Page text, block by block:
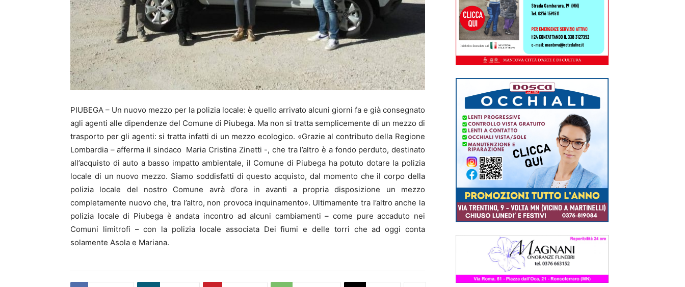
PIUBEGA – Un nuovo mezzo per la polizia locale: è quello arrivato alcuni giorni fa e già consegnato
agli agenti alle dipendenze del Comune di Piubega. Ma non si tratta semplicemente di un mezzo di
trasporto per gli agenti: si tratta infatti di un mezzo ecologico. «Grazie al contributo della Regione
Lombardia – afferma il sindaco Maria Cristina Zinetti -, che tra l’altro è a fondo perduto, destinato
all’acquisto di auto a basso impatto ambientale, il Comune di Piubega ha potuto dotare la polizia
locale di un nuovo mezzo. Siamo soddisfatti di questo acquisto, dal momento che il corpo della
polizia locale del nostro Comune avrà d’ora in avanti a propria disposizione un mezzo
completamente nuovo che, tra l’altro, non provoca inquinamento». Ultimamente tra l’altro anche la
polizia locale di Piubega è andata incontro ad alcuni cambiamenti – come pure accaduto nei
Comuni limitrofi – con la polizia locale associata Dei fiumi e delle torri che ad oggi conta
solamente Asola e Mariana.